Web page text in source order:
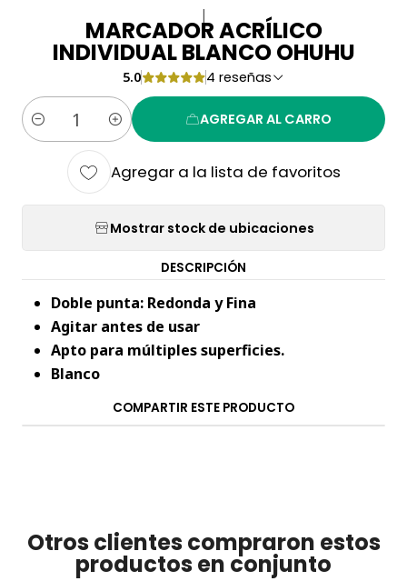
|
MARCADOR ACRÍLICO
INDIVIDUAL BLANCO OHUHU
5.0 4 reseñas
Cantidad
AGREGAR AL CARRO
Agregar a la lista de favoritos
Mostrar stock de ubicaciones
DESCRIPCIÓN
Doble punta: Redonda y Fina
Agitar antes de usar
Apto para múltiples superficies.
Blanco
COMPARTIR ESTE PRODUCTO
Otros clientes compraron estos
productos en conjunto